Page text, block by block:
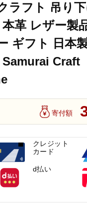
縫い ハンドメイド シンプ
ラフト 吊り
革 レザー製
ギフト 日本
Craft
寄付額
クレジット
カード
d払い